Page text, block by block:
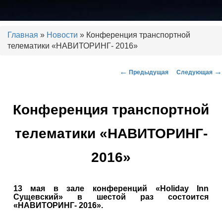
ГЛОНАСС, контроль топлива.
Главная » Новости » Конференция транспортной
телематики «НАВИТОРИНГ- 2016»
← Предыдущая Следующая →
Конференция транспортной
телематики «НАВИТОРИНГ-
2016»
13 мая в зале конференций «Holiday Inn
Сущевский» в шестой раз состоится
«НАВИТОРИНГ- 2016».